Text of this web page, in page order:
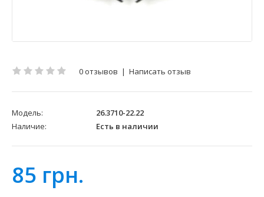
0 отзывов | Написать отзыв
Модель:
26.3710-22.22
Наличие:
Есть в наличии
85 грн.